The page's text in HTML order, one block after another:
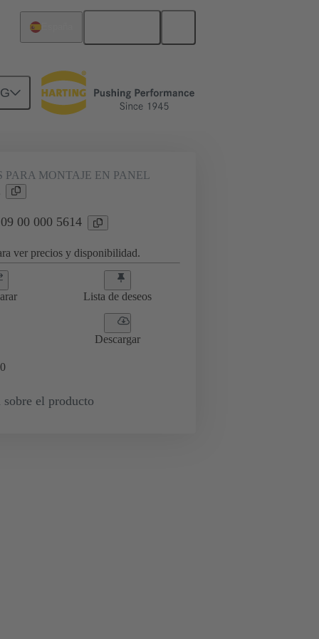
PARA MONTAJE EN PANEL
00 000 5614
ver precios y disponibilidad.
Lista de deseos
Descargar
0
sobre el producto